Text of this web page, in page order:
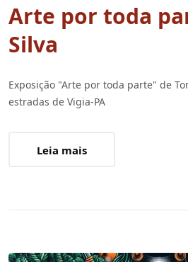
Arte por toda
Silva
Exposição "Arte por toda parte" de
estradas de Vigia-PA
Leia mais